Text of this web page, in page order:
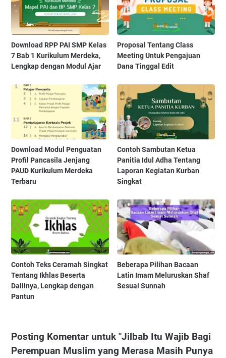
Download RPP PAI SMP Kelas
7 Bab 1 Kurikulum Merdeka,
Lengkap dengan Modul Ajar
Proposal Tentang Class
Meeting Untuk Pengajuan
Dana Tinggal Edit
Download Modul Penguatan
Profil Pancasila Jenjang
PAUD Kurikulum Merdeka
Terbaru
Contoh Sambutan Ketua
Panitia Idul Adha Tentang
Laporan Kegiatan Kurban
Singkat
Contoh Teks Ceramah Singkat
Tentang Ikhlas Beserta
Dalilnya, Lengkap dengan
Pantun
Beberapa Pilihan Bacaan
Latin Imam Meluruskan Shaf
Sesuai Sunnah
Posting Komentar untuk "Jilbab Itu Wajib Bagi
Perempuan Muslim yang Merasa Masih Punya